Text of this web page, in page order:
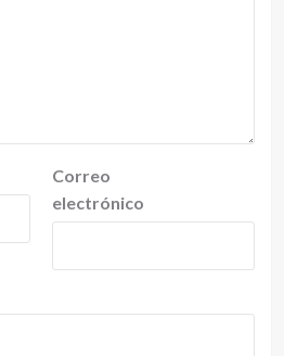
Correo
electrónico